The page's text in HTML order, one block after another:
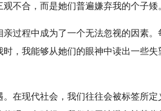
不合，而是她们普遍嫌弃我的个子矮
过程中成为了一个无法忽视的因素
，我能够从她们的眼神中读出一些
在现代社会，我们往往会被标签所